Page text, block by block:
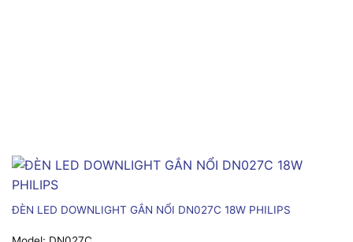
ĐÈN LED DOWNLIGHT GẮN NỔI DN027C 18W PHILIPS